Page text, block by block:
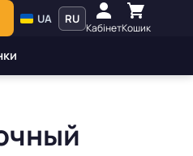
UA RU
КабінетКошик